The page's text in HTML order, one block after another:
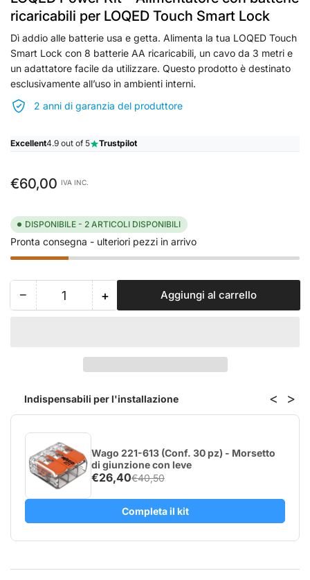
ricaricabili per LOQED Touch Smart Lock
Dì addio alle batterie usa e getta. Alimenta la tua LOQED Touch
Smart Lock con 8 batterie AA ricaricabili, un cavo da 3 metri e
un adattatore facile da utilizzare. Questo prodotto è destinato
esclusivamente all’uso in ambienti interni.
2 anni di garanzia del produttore
Excellent4.9 out of 5 Trustpilot
Prezzo
standard
€60,00 IVA INC.
DISPONIBILE - 2 ARTICOLI DISPONIBILI
Pronta consegna - ulteriori pezzi in arrivo
− Riduci
Alimentatore
con
batterie
ricaricabili
per
LOQED
Touch
Smart
Lock
Quantità +Aumenta
Power
Kit
Alimentatore
con
ricaricabili
per
LOQED
Smart
Lock
Aggiungi al carrello
Indispensabili per l'installazione < >
Wago 221-613 (Conf. 30 pz) - Morsetto
di giunzione con leve
€26,40€40,50
Completa il kit